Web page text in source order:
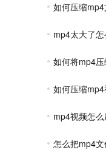
如何压缩
mp4太大了
如何将mp4
如何压缩
mp4视频怎
怎么把mp4